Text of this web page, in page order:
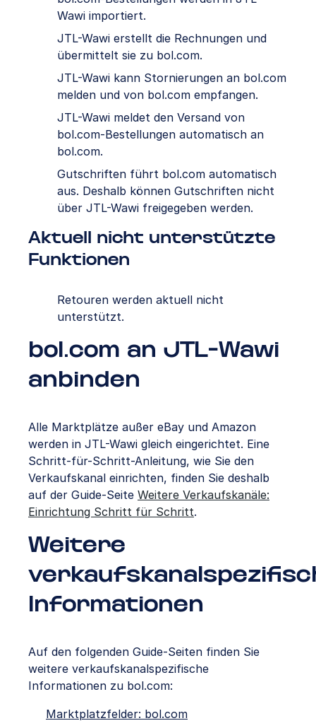
Wawi importiert.
JTL-Wawi erstellt die Rechnungen und
übermittelt sie zu bol.com.
JTL-Wawi kann Stornierungen an bol.com
melden und von bol.com empfangen.
JTL-Wawi meldet den Versand von
bol.com-Bestellungen automatisch an
bol.com.
Gutschriften führt bol.com automatisch
aus. Deshalb können Gutschriften nicht
über JTL-Wawi freigegeben werden.
Aktuell nicht unterstützte
Funktionen
Retouren werden aktuell nicht
unterstützt.
bol.com an JTL-Wawi
anbinden
Alle Marktplätze außer eBay und Amazon
werden in JTL-Wawi gleich eingerichtet. Eine
Schritt-für-Schritt-Anleitung, wie Sie den
Verkaufskanal einrichten, finden Sie deshalb
auf der Guide-Seite Weitere Verkaufskanäle:
Einrichtung Schritt für Schritt.
Weitere
Informationen
Auf den folgenden Guide-Seiten finden Sie
weitere verkaufskanalspezifische
Informationen zu bol.com:
Marktplatzfelder: bol.com